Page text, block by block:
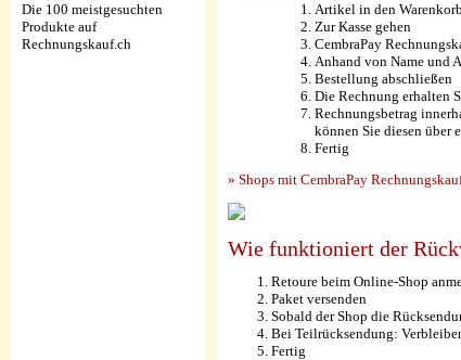
Die 100 meistgesuchten
Produkte auf
Rechnungskauf.ch
Artikel in den
Zur Kasse gehen
CembraPay
Anhand von Name und
Bestellung abschließen
Die Rechnung erhalten
Rechnungsbetrag
können Sie diesen über
Fertig
» Shops mit CembraPay
Wie funktioniert der
Retoure beim Online-Shop
Paket versenden
Sobald der Shop die
Bei Teilrücksendung:
Fertig